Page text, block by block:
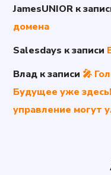
JamesUNIOR к
домена
Salesdays к записи
Влад к записи 🎤
Будущее уже
управление могут